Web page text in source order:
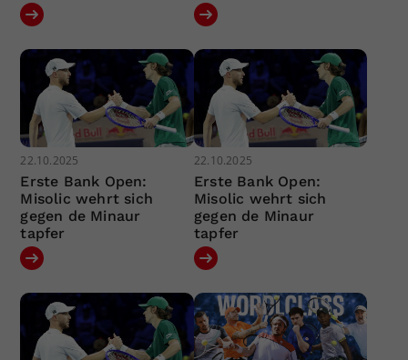
22.10.2025
Erste Bank Open:
Misolic wehrt sich
gegen de Minaur
tapfer
22.10.2025
Erste Bank Open:
Misolic wehrt sich
gegen de Minaur
tapfer